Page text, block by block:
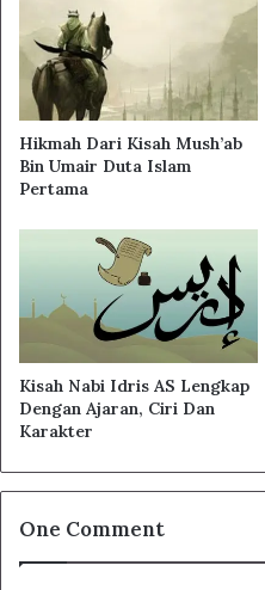
Hikmah Dari Kisah Mush’ab
Bin Umair Duta Islam
Pertama
Kisah Nabi Idris AS Lengkap
Dengan Ajaran, Ciri Dan
Karakter
One Comment